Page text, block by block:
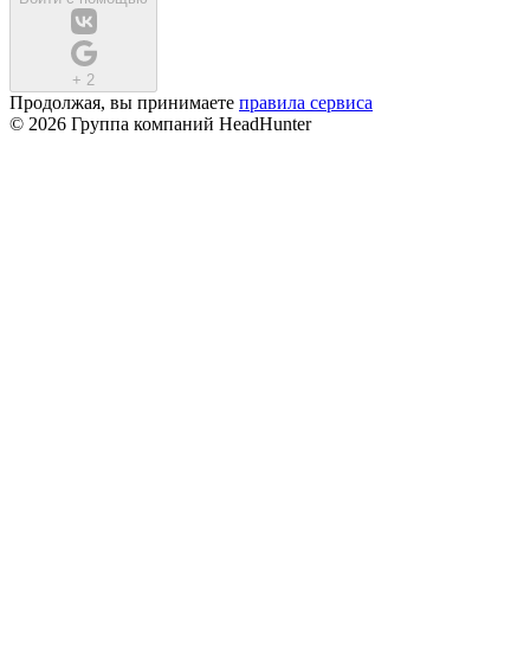
+ 2
Продолжая, вы принимаете правила сервиса
© 2026 Группа компаний HeadHunter